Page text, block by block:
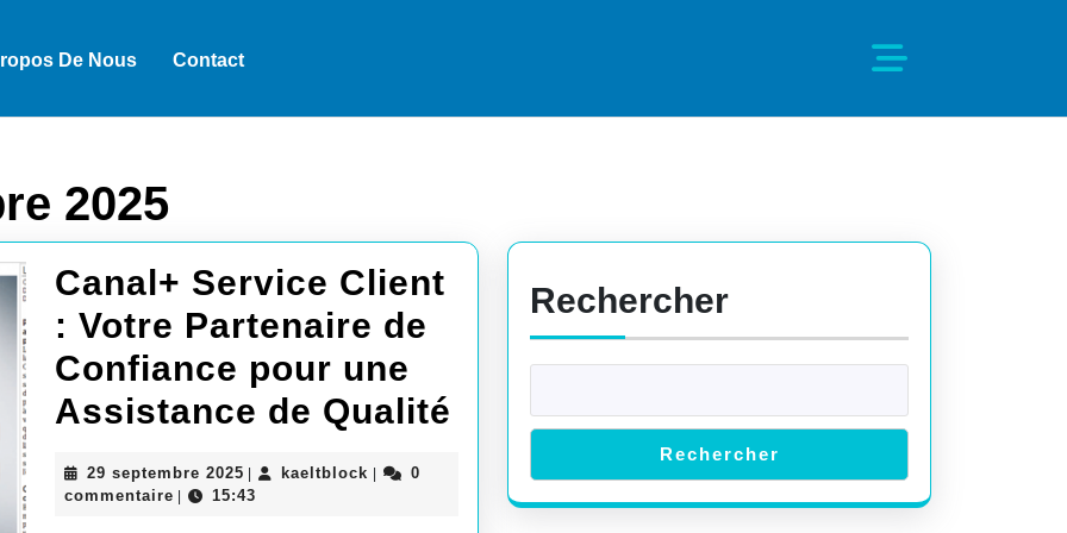
De Nous Contact
2025
Canal+ Service Client
: Votre Partenaire de
Confiance pour une
Assistance de Qualité Canal+
Client
29 septembre 2025 29
septembre
| kaeltblock kaeltblock
|
0
commentaire | 15:43
Rechercher
Rechercher